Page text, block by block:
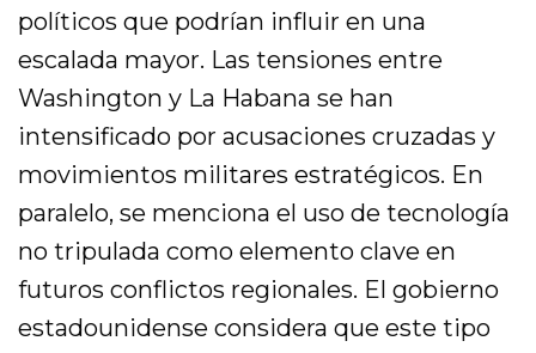
políticos que podrían influir en una
escalada mayor. Las tensiones entre
Washington y La Habana se han
intensificado por acusaciones cruzadas y
movimientos militares estratégicos. En
paralelo, se menciona el uso de tecnología
no tripulada como elemento clave en
futuros conflictos regionales. El gobierno
estadounidense considera que este tipo